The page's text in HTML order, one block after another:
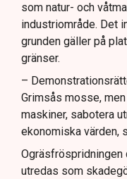
som natur- och
industriområde. Det
grunden gäller på
gränser.
–
Grimsås mosse,
maskiner, sabotera
ekonomiska värden,
Ogräsfröspridningen
utredas som